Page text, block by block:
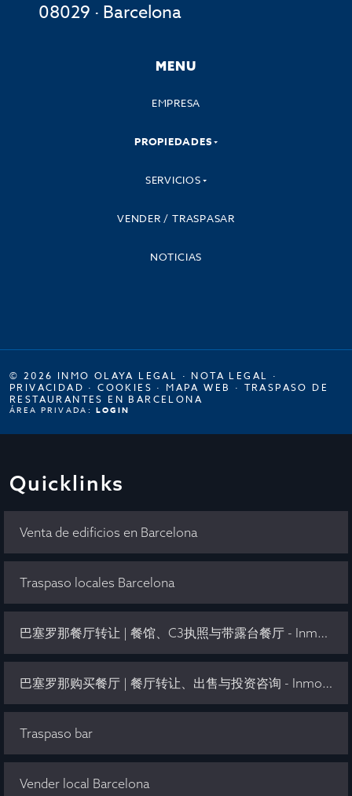
08029 · Barcelona
MENU
EMPRESA
PROPIEDADES
SERVICIOS
VENDER / TRASPASAR
NOTICIAS
© 2026 INMO OLAYA LEGAL · NOTA LEGAL ·
PRIVACIDAD ·COOKIES · MAPA WEB · TRASPASO DE
RESTAURANTES EN BARCELONA
ÁREA PRIVADA: LOGIN
Quicklinks
Venta de edificios en Barcelona
Traspaso locales Barcelona
巴塞罗那餐厅转让 | 餐馆、C3执照与带露台餐厅 - Inmo Olaya
巴塞罗那购买餐厅 | 餐厅转让、出售与投资咨询 - Inmo Olaya
Traspaso bar
Vender local Barcelona